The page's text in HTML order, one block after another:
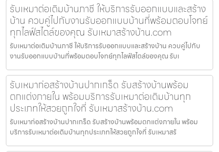
รับเหมาต่อเติมบ้านภาชี ให้บริการรับออกแบบและสร้าง
บ้าน ควบคู่ไปกับงานรับออกแบบบ้านที่พร้อมตอบโจทย์
ทุกไลฟ์สไตล์ของคุณ รับเหมาสร้างบ้าน.com
รับเหมาต่อเติมบ้านภาชี ให้บริการรับออกแบบและสร้างบ้าน ควบคู่ไปกับ
งานรับออกแบบบ้านที่พร้อมตอบโจทย์ทุกไลฟ์สไตล์ของคุณ รับเ
รับเหมาก่อสร้างบ้านปากเกร็ด รับสร้างบ้านพร้อม
ตกแต่งภายใน พร้อมบริการรับเหมาต่อเติมบ้านทุก
ประเภทให้สวยถูกใจที่ รับเหมาสร้างบ้าน.com
รับเหมาก่อสร้างบ้านปากเกร็ด รับสร้างบ้านพร้อมตกแต่งภายใน พร้อม
บริการรับเหมาต่อเติมบ้านทุกประเภทให้สวยถูกใจที่ รับเหมาสร้